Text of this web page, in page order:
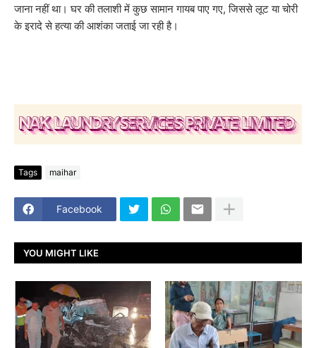
जाना नहीं था। घर की तलाशी में कुछ सामान गायब पाए गए, जिससे लूट या चोरी
के इरादे से हत्या की आशंका जताई जा रही है।
Tags maihar
Facebook
YOU MIGHT LIKE